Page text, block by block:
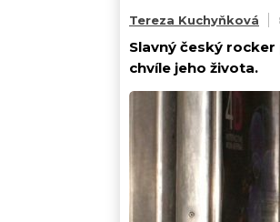
Tereza Kuchyňková
Slavný český
chvíle jeho života.